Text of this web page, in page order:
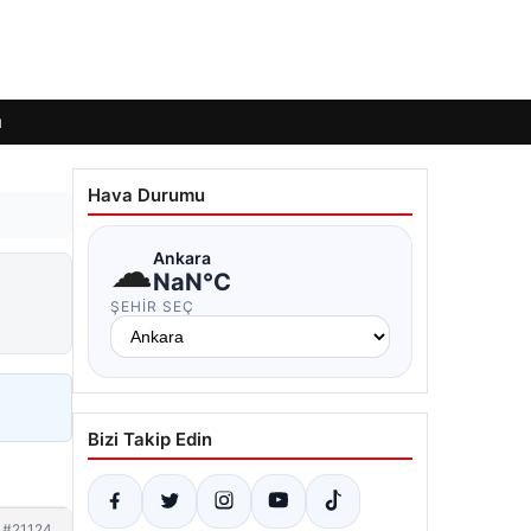
Hava Durumu
☁Ankara
NaN°C
ŞEHIR SEÇ
Bizi Takip Edin